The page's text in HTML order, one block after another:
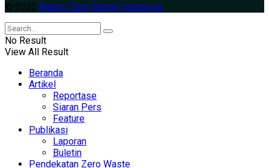
© 2020 Aliansi Zero Waste Indonesia
No Result
View All Result
Beranda
Artikel
Reportase
Siaran Pers
Feature
Publikasi
Laporan
Buletin
Pendekatan Zero Waste